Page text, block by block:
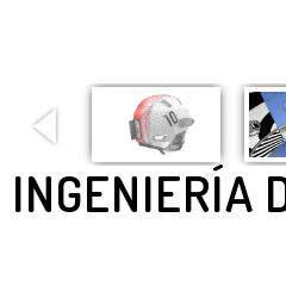
INGENIERÍA